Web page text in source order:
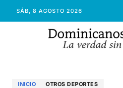
SÁB, 8 AGOSTO 2026
INICIO OTROS DEPORTES